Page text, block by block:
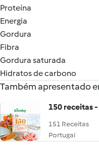
Proteína
Energia
Gordura
Fibra
Gordura saturada
Hidratos de carbono
Também apresentado
150 receitas
151 Receitas
Portugal